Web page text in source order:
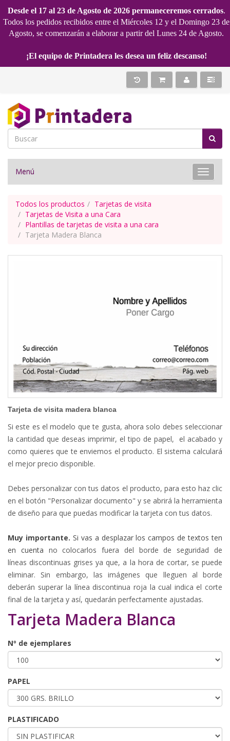
Desde el 17 al 23 de Agosto de 2026 permaneceremos cerrados.
Todos los pedidos recibidos entre el Miércoles 12 y el Domingo 23 de
Agosto, se comenzarán a elaborar a partir del Lunes 24 de Agosto.
¡El equipo de Printadera les desea un feliz descanso!
Toggle
Menú
Todos los productos
Tarjetas de visita
Tarjetas de Visita a una Cara
Plantillas de tarjetas de visita a una cara
Tarjeta Madera Blanca
Tarjeta de visita madera blanca
Si este es el modelo que te gusta, ahora solo debes seleccionar
la cantidad que deseas imprimir, el tipo de papel, el acabado y
como quieres que te enviemos el producto. El sistema calculará
el mejor precio disponible.
Debes personalizar con tus datos el producto, para esto haz clic
en el botón "Personalizar documento" y se abrirá la herramienta
de diseño para que puedas modificar la tarjeta con tus datos.
Muy importante. Si vas a desplazar los campos de textos ten
en cuenta no colocarlos fuera del borde de seguridad de
líneas discontinuas grisesya que, a la hora de cortar, se puede
eliminar. Sin embargo, las imágenes que lleguen al borde
deberán superar la línea discontinua roja la cual indica el corte
final de la tarjeta y así, quedarán perfectamente ajustadas.
Tarjeta Madera Blanca
Nº de ejemplares
PAPEL
PLASTIFICADO